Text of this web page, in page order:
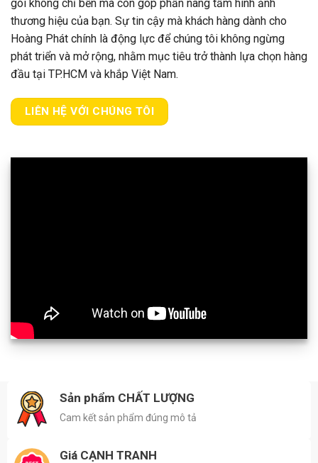
gói không chỉ bền mà còn góp phần nâng tầm hình ảnh
thương hiệu của bạn. Sự tin cậy mà khách hàng dành cho
Hoàng Phát chính là động lực để chúng tôi không ngừng
phát triển và mở rộng, nhằm mục tiêu trở thành lựa chọn hàng
đầu tại TP.HCM và khắp Việt Nam.
LIÊN HỆ VỚI CHÚNG TÔI
Sản phẩm CHẤT LƯỢNG
Cam kết sản phẩm đúng mô tả
Giá CẠNH TRANH